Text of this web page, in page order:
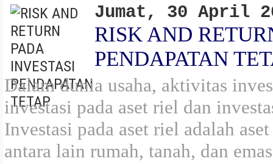
Jumat, 30 April
RISK AND
PENDAPATAN
Dalam dunia usaha, aktivitas
investasi pada aset riel dan
Investasi pada aset riel adalah
antara lain rumah, tanah, dan